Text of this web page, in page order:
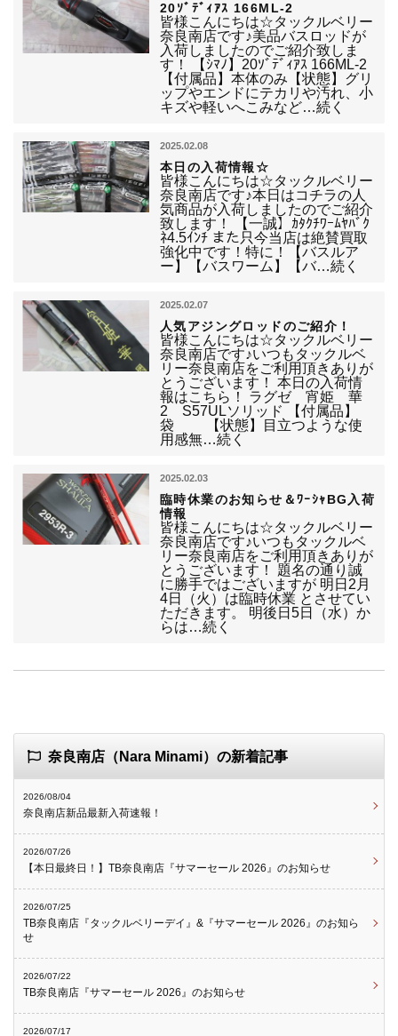
20ｿﾞﾃﾞｨｱｽ 166ML-2
皆様こんにちは☆タックルベリー
奈良南店です♪美品バスロッドが
入荷しましたのでご紹介致しま
す！ 【ｼﾏﾉ】20ｿﾞﾃﾞｨｱｽ 166ML-2
【付属品】本体のみ【状態】グリ
ップやエンドにテカリや汚れ、小
キズや軽いへこみなど…続く
2025.02.08
本日の入荷情報☆
皆様こんにちは☆タックルベリー
奈良南店です♪本日はコチラの人
気商品が入荷しましたのでご紹介
致します！ 【一誠】ｶﾀｸﾁﾜｰﾑﾔﾊﾞｸ
ﾈ4.5ｲﾝﾁ また只今当店は絶賛買取
強化中です！特に！【バスルア
ー】【バスワーム】【バ…続く
2025.02.07
人気アジングロッドのご紹介！
皆様こんにちは☆タックルベリー
奈良南店です♪いつもタックルベ
リー奈良南店をご利用頂きありが
とうございます！ 本日の入荷情
報はこちら！ ラグゼ 宵姫 華
2 S57ULソリッド 【付属品】
袋 【状態】目立つような使
用感無…続く
2025.02.03
臨時休業のお知らせ＆ﾜｰｼｬBG入荷
情報
皆様こんにちは☆タックルベリー
奈良南店です♪いつもタックルベ
リー奈良南店をご利用頂きありが
とうございます！ 題名の通り誠
に勝手ではございますが 明日2月
4日（火）は臨時休業 とさせてい
ただきます。 明後日5日（水）か
らは…続く
奈良南店（Nara Minami）の新着記事
2026/08/04
奈良南店新品最新入荷速報！
2026/07/26
【本日最終日！】TB奈良南店『サマーセール 2026』のお知らせ
2026/07/25
TB奈良南店『タックルベリーデイ』&『サマーセール 2026』のお知ら
せ
2026/07/22
TB奈良南店『サマーセール 2026』のお知らせ
2026/07/17